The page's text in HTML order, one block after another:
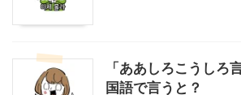
「ああしろこうしろ
国語で言うと？